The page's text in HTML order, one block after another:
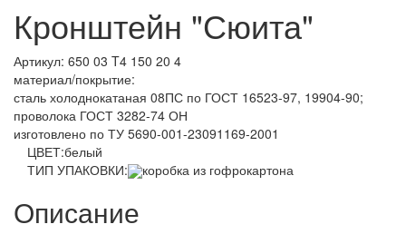
Кронштейн "Сюита"
Артикул: 650 03 T4 150 20 4
материал/покрытие:
сталь холоднокатаная 08ПС по ГОСТ 16523-97, 19904-90;
проволока ГОСТ 3282-74 ОН
изготовлено по ТУ 5690-001-23091169-2001
ЦВЕТ:белый
ТИП УПАКОВКИ:
коробка из гофрокартона
Описание